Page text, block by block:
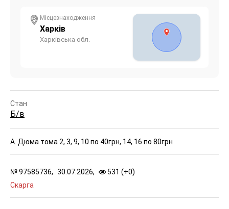
Місцезнаходження
Харків
Харківська обл.
Стан
Б/в
А. Дюма тома 2, 3, 9, 10 по 40грн, 14, 16 по 80грн
№97585736, 30.07.2026, 531 (+0)
Скарга